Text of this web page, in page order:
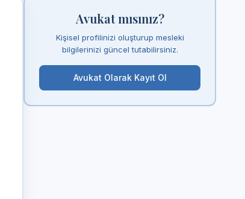
Avukat mısınız?
Kişisel profilinizi oluşturup mesleki
bilgilerinizi güncel tutabilirsiniz.
Avukat Olarak Kayıt Ol